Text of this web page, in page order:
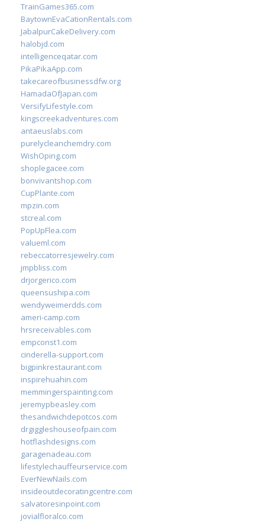
TrainGames365.com
BaytownEvaCationRentals.com
JabalpurCakeDelivery.com
halobjd.com
intelligenceqatar.com
PikaPikaApp.com
takecareofbusinessdfw.org
HamadaOfJapan.com
VersifyLifestyle.com
kingscreekadventures.com
antaeuslabs.com
purelycleanchemdry.com
WishOping.com
shoplegacee.com
bonvivantshop.com
CupPlante.com
mpzin.com
stcreal.com
PopUpFlea.com
valueml.com
rebeccatorresjewelry.com
jmpbliss.com
drjorgerico.com
queensushipa.com
wendyweimerdds.com
ameri-camp.com
hrsreceivables.com
empconst1.com
cinderella-support.com
bigpinkrestaurant.com
inspirehuahin.com
memmingerspainting.com
jeremypbeasley.com
thesandwichdepotcos.com
drgiggleshouseofpain.com
hotflashdesigns.com
garagenadeau.com
lifestylechauffeurservice.com
EverNewNails.com
insideoutdecoratingcentre.com
salvatoresinpoint.com
jovialfloralco.com